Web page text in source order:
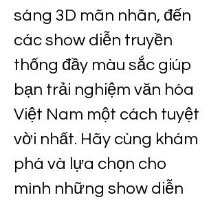
sáng 3D mãn nhãn, đến
các show diễn truyền
thống đầy màu sắc giúp
bạn trải nghiệm văn hóa
Việt Nam một cách tuyệt
vời nhất. Hãy cùng khám
phá và lựa chọn cho
mình những show diễn